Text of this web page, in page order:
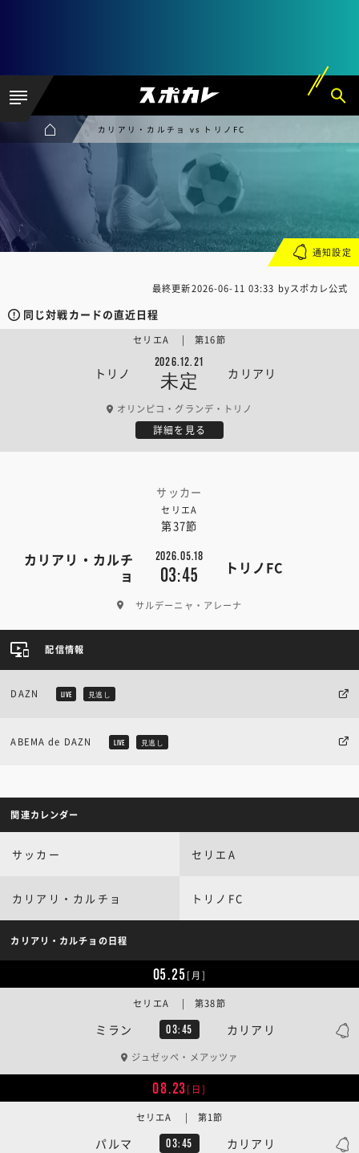
カリアリ・カルチョ vs トリノFC
最終更新2026-06-11 03:33 byスポカレ公式
同じ対戦カードの直近日程
トリノ
2026.12.21
未定 カリアリ
セリエA | 第16節
オリンピコ・グランデ・トリノ
詳細を見る
サッカー
セリエA
第37節
カリアリ・カルチ
ョ
2026.05.18
03:45 トリノFC
サルデーニャ・アレーナ
通知設定
配信情報
DAZN LIVE 見逃し
ABEMA de DAZN LIVE 見逃し
関連カレンダー
サッカー セリエA
カリアリ・カルチョ トリノFC
カリアリ・カルチョの日程
05.25[月]
ミラン 03:45 カリアリ
セリエA | 第38節
ジュゼッペ・メアッツァ
08.23[日]
パルマ 03:45 カリアリ
セリエA | 第1節